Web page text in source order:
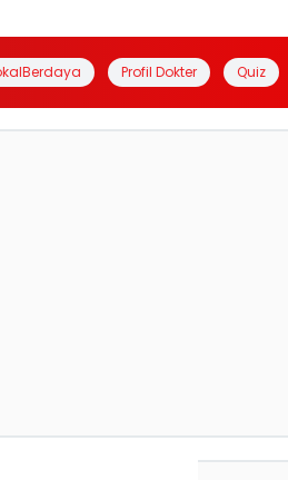
Profil Dokter Quiz